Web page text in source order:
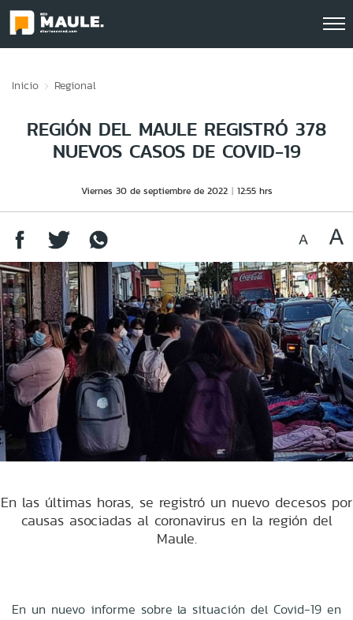
Inicio Regional
REGIÓN DEL MAULE REGISTRÓ 378
NUEVOS CASOS DE COVID-19
Viernes 30 de septiembre de 2022 12:55 hrs
En las últimas horas, se registró un nuevo decesos por
causas asociadas al coronavirus en la región del
Maule.
En un nuevo informe sobre la situación del Covid-19 en